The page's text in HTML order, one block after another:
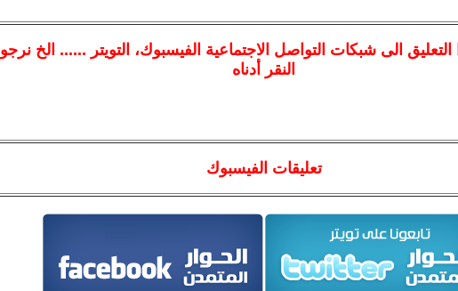
التعليق الى شبكات التواصل الاجتماعية الفيسبوك، التويتر ...... الخ نرجو
النقر أدناه
تعليقات الفيسبوك